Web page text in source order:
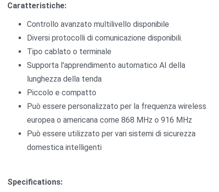
Caratteristiche:
Controllo avanzato multilivello disponibile
Diversi protocolli di comunicazione disponibili.
Tipo cablato o terminale
Supporta l'apprendimento automatico AI della
lunghezza della tenda
Piccolo e compatto
Può essere personalizzato per la frequenza wireless
europea o americana come 868 MHz o 916 MHz
Può essere utilizzato per vari sistemi di sicurezza
domestica intelligenti
Specifications: